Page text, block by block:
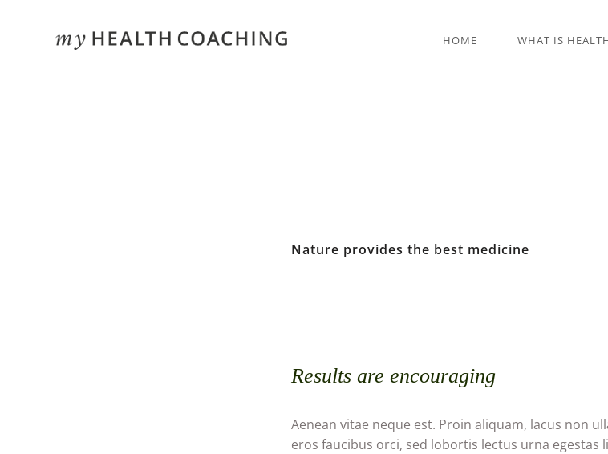
HOME WHAT IS
Nature provides the best medicine
Results are encouraging
Aenean vitae neque est. Proin aliquam, lacus non
eros faucibus orci, sed lobortis lectus urna egestas